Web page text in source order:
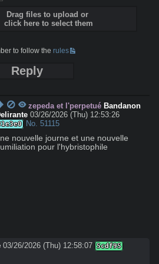
Drag files to upload or
click here to select them
to follow therules
Reply
zepeda et l'perpetué Bandanon
03/26/2026 (Thu) 12:53:26
No. 51115
nouvelle journe et une nouvelle
pour l'hybristophile
03/26/2026 (Thu) 12:58:07 5cdf95